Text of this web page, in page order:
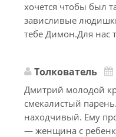
хочется чтобы был
зависливые
тебе Димон.Для нас
Толкователь
Дмитрий молодой
смекалистый
находчивый. Ему
— женщина с